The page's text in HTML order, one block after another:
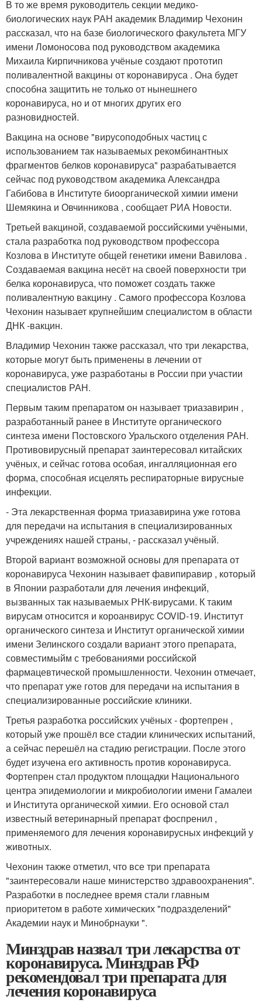
В то же время руководитель секции медико-
биологических наук РАН академик Владимир Чехонин
рассказал, что на базе биологического факультета МГУ
имени Ломоносова под руководством академика
Михаила Кирпичникова учёные создают прототип
поливалентной вакцины от коронавируса . Она будет
способна защитить не только от нынешнего
коронавируса, но и от многих других его
разновидностей.
Вакцина на основе "вирусоподобных частиц с
использованием так называемых рекомбинантных
фрагментов белков коронавируса" разрабатывается
сейчас под руководством академика Александра
Габибова в Институте биоорганической химии имени
Шемякина и Овчинникова , сообщает РИА Новости.
Третьей вакциной, создаваемой российскими учёными,
стала разработка под руководством профессора
Козлова в Институте общей генетики имени Вавилова .
Создаваемая вакцина несёт на своей поверхности три
белка коронавируса, что поможет создать также
поливалентную вакцину . Самого профессора Козлова
Чехонин называет крупнейшим специалистом в области
ДНК -вакцин.
Владимир Чехонин также рассказал, что три лекарства,
которые могут быть применены в лечении от
коронавируса, уже разработаны в России при участии
специалистов РАН.
Первым таким препаратом он называет триазавирин ,
разработанный ранее в Институте органического
синтеза имени Постовского Уральского отделения РАН.
Противовирусный препарат заинтересовал китайских
учёных, и сейчас готова особая, ингалляционная его
форма, способная исцелять респираторные вирусные
инфекции.
- Эта лекарственная форма триазавирина уже готова
для передачи на испытания в специализированных
учреждениях нашей страны, - рассказал учёный.
Второй вариант возможной основы для препарата от
коронавируса Чехонин называет фавипиравир , который
в Японии разработали для лечения инфекций,
вызванных так называемых РНК-вирусами. К таким
вирусам относится и короанвирус COVID-19. Институт
органического синтеза и Институт органической химии
имени Зелинского создали вариант этого препарата,
совместимыйм с требованиями российской
фармацевтической промышленности. Чехонин отмечает,
что препарат уже готов для передачи на испытания в
специализированные российские клиники.
Третья разработка российских учёных - фортепрен ,
который уже прошёл все стадии клинических испытаний,
а сейчас перешёл на стадию регистрации. После этого
будет изучена его активность против коронавируса.
Фортепрен стал продуктом площадки Национального
центра эпидемиологии и микробиологии имени Гамалеи
и Института органической химии. Его основой стал
известный ветеринарный препарат фоспренил ,
применяемого для лечения коронавирусных инфекций у
животных.
Чехонин также отметил, что все три препарата
"заинтересовали наше министерство здравоохранения".
Разработки в последнее время стали главным
приоритетом в работе химических "подразделений"
Академии наук и Минобрнауки ".
Минздрав назвал три лекарства от
коронавируса. Минздрав РФ
рекомендовал три препарата для
лечения коронавируса